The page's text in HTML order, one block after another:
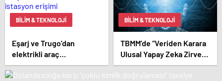
BILIM & TEKNOLOJI
Eşarj ve Trugo’dan
elektrikli araç
kullanıcılarına ortak
istasyon erişimi
BILIM & TEKNOLOJI
TBMM’de “Veriden Karara
Ulusal Yapay Zeka Zirvesi”
başladı